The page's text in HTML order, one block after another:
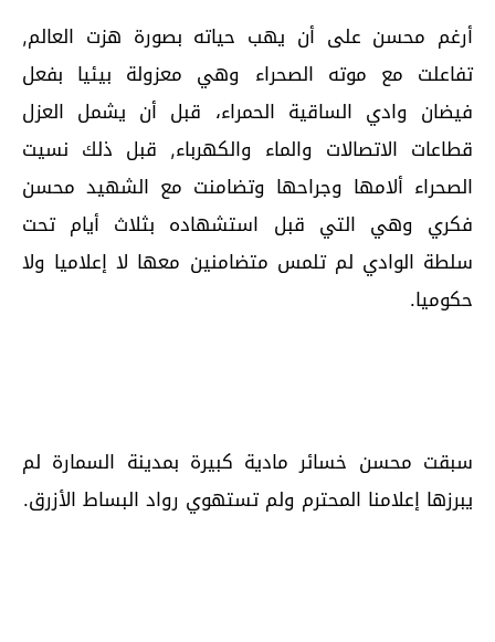
أرغم محسن على أن يهب حياته بصورة هزت العالم,
تفاعلت مع موته الصحراء وهي معزولة بيئيا بفعل
فيضان وادي الساقية الحمراء، قبل أن يشمل العزل
قطاعات الاتصالات والماء والكهرباء, قبل ذلك نسيت
الصحراء ألامها وجراحها وتضامنت مع الشهيد محسن
فكري وهي التي قبل استشهاده بثلاث أيام تحت
سلطة الوادي لم تلمس متضامنين معها لا إعلاميا ولا
حكوميا.
سبقت محسن خسائر مادية كبيرة بمدينة السمارة لم
يبرزها إعلامنا المحترم ولم تستهوي رواد البساط الأزرق.